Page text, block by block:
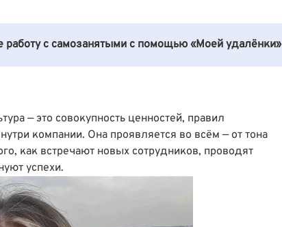
работу с самозанятыми с помощью «Моей удалёнки»
— это совокупность ценностей, правил
компании. Она проявляется во всём — от тона
как встречают новых сотрудников, проводят
успехи.